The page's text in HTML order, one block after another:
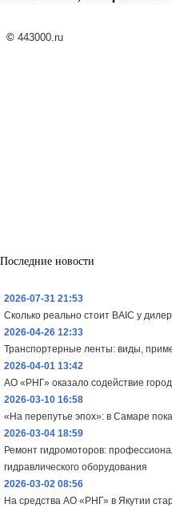
© 443000.ru
Последние новости
2026-07-31 21:53
Сколько реально стоит BAIC у
2026-04-26 12:33
Транспортерные ленты: виды,
2026-04-01 13:42
АО «РНГ» оказало содействие
2026-03-10 16:58
«На перепутье эпох»: в Самаре
2026-03-04 18:59
Ремонт гидромоторов:
гидравлического оборудования
2026-03-02 08:56
На средства АО «РНГ» в Якутии